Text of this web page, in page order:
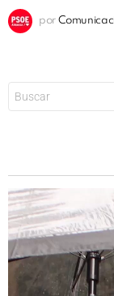
por
Reproductor
de
vídeo